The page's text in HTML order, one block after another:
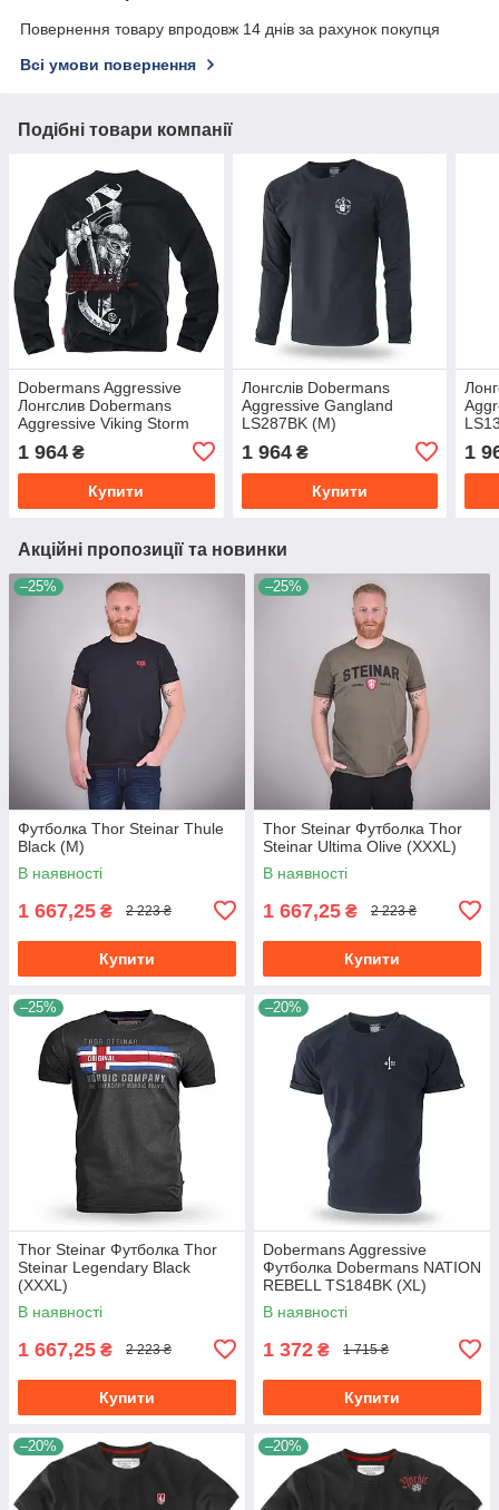
Повернення товару впродовж 14 днів за рахунок покупця
Всі умови повернення
Подібні товари компанії
Dobermans Aggressive
Лонгслив Dobermans
Aggressive Viking Storm
1 964 ₴
Купити
Лонгслів Dobermans
Aggressive Gangland
LS287BK (M)
1 964₴
Купити
1
Акційні пропозиції та новинки
–25%
Футболка Thor Steinar Thule
Black (M)
В наявності
1 667,25 ₴ 2 223 ₴
Купити
–25%
Thor Steinar Футболка Thor
Steinar Ultima Olive (XXXL)
В наявності
1 667,25 ₴ 2 223 ₴
Купити
–25%
Thor Steinar Футболка Thor
Steinar Legendary Black
(XXXL)
В наявності
1 667,25 ₴ 2 223 ₴
Купити
–20%
Dobermans Aggressive
Футболка Dobermans NATION
REBELL TS184BK (XL)
В наявності
1 372 ₴ 1 715 ₴
Купити
–20% –20%